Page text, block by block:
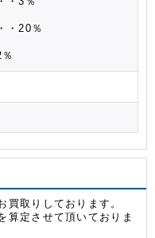
・20％
買取りしております。
算定させて頂いておりま